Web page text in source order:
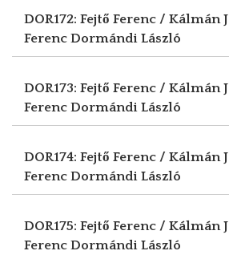
DOR172: Fejtő Ferenc / Kálmán
Ferenc Dormándi László
DOR173: Fejtő Ferenc / Kálmán
Ferenc Dormándi László
DOR174: Fejtő Ferenc / Kálmán
Ferenc Dormándi László
DOR175: Fejtő Ferenc / Kálmán
Ferenc Dormándi László